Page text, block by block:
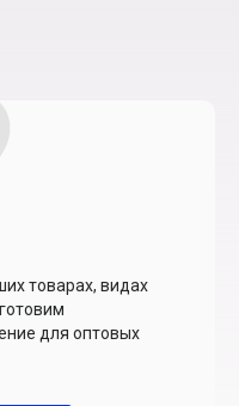
товарах, видах
для оптовых